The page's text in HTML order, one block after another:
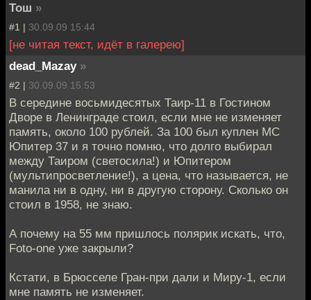
Тош »
#1 | 30.09.09 15:44
[не читая текст, идёт в галерею]
dead_Mazay »
#2 | 30.09.09 15:53
В середине восьмидесятых Таир-11 в Гостином
Дворе в Ленинграде стоил, если мне не изменяет
память, около 100 рублей. За 100 был куплен МС
Юпитер 37 и я точно помню, что долго выбирал
между Таиром (светосила!) и Юпитером
(мультипросветление!), а цена, что называется, не
манила ни в одну, ни в другую сторону. Сколько он
стоил в 1958, не знаю.
А почему на 55 мм пришлось полярик искать, что,
Foto-one уже закрыли?
Кстати, в Брюсселе Гран-при дали и Миру-1, если
мне память не изменяет.